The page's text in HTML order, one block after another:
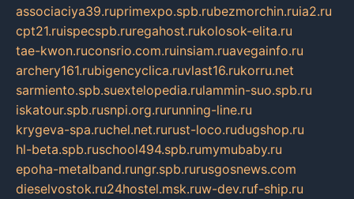
associaciya39.ruprimexpo.spb.rubezmorchin.ruia2.ru
cpt21.ruispecspb.ruregahost.rukolosok-elita.ru
tae-kwon.ruconsrio.com.ruinsiam.ruavegainfo.ru
archery161.rubigencyclica.ruvlast16.rukorru.net
sarmiento.spb.suextelopedia.rulammin-suo.spb.ru
iskatour.spb.rusnpi.org.rurunning-line.ru
krygeva-spa.ruchel.net.rurust-loco.rudugshop.ru
hl-beta.spb.ruschool494.spb.rumymubaby.ru
epoha-metalband.rungr.spb.rurusgosnews.com
dieselvostok.ru24hostel.msk.ruw-dev.ruf-ship.ru